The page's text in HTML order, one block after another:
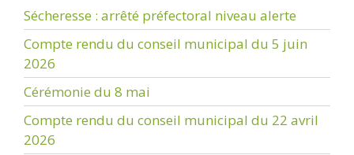
Sécheresse : arrêté préfectoral niveau alerte
Compte rendu du conseil municipal du 5 juin
2026
Cérémonie du 8 mai
Compte rendu du conseil municipal du 22 avril
2026